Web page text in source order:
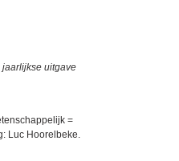
jaarlijkse uitgave
=
Luc Hoorelbeke.